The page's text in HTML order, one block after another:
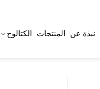
نبذة عن المنتجات الكتالوج